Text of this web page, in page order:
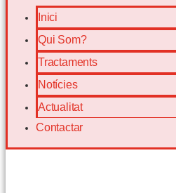
Inici
Qui Som?
Tractaments
Notícies
Actualitat
Contactar